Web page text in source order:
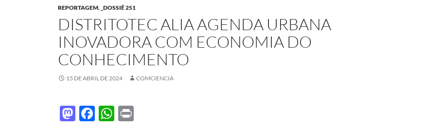
REPORTAGEM, _DOSSIÊ 251
DISTRITOTEC ALIA AGENDA URBANA
INOVADORA COM ECONOMIA DO
CONHECIMENTO
15 DE ABRIL DE 2024 COMCIENCIA
M F
W